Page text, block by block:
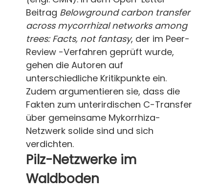
Beitrag Belowground carbon transfer
across mycorrhizal networks among
trees: Facts, not fantasy, der im Peer-
Review -Verfahren geprüft wurde,
gehen die Autoren auf
unterschiedliche Kritikpunkte ein.
Zudem argumentieren sie, dass die
Fakten zum unterirdischen C-Transfer
über gemeinsame Mykorrhiza-
Netzwerk solide sind und sich
verdichten.
Pilz-Netzwerke im
Waldboden